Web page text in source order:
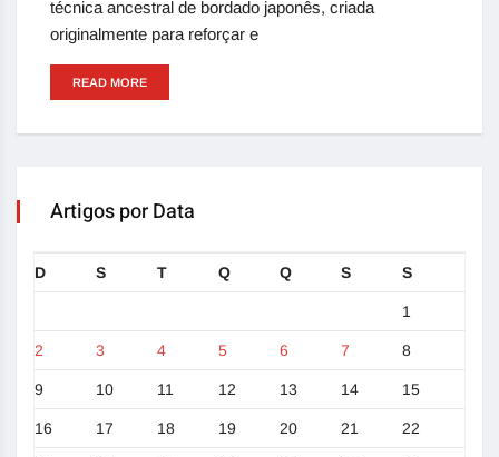
técnica ancestral de bordado japonês, criada
originalmente para reforçar e
READ MORE
Artigos por Data
D S T Q Q S S
1
2 3 4 5 6 7 8
9 10 11 12 13 14 15
16 17 18 19 20 21 22